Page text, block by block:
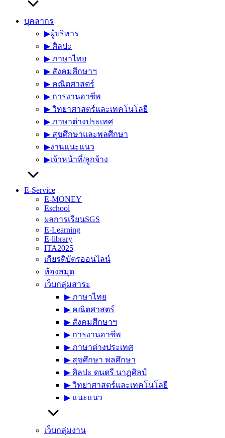
บุคลากร
▶︎ผู้บริหาร
▶︎ ศิลปะ
▶︎ ภาษาไทย
▶︎ สังคมศึกษาฯ
▶︎ คณิตศาสตร์
▶︎ การงานอาชีพ
▶︎ วิทยาศาสตร์และเทคโนโลยี
▶︎ ภาษาต่างประเทศ
▶︎ สุขศึกษาและพลศึกษา
▶︎งานแนะแนว
▶︎เจ้าหน้าที่/ลูกจ้าง
E-Service
E-MONEY
Eschool
ผลการเรียนSGS
E-Learning
E-library
ITA2025
เกียรติบัตรออนไลน์
ห้องสมุด
เว็บกลุ่มสาระ
▶︎ ภาษาไทย
▶︎ คณิตศาสตร์
▶︎ สังคมศึกษาฯ
▶︎ การงานอาชีพ
▶︎ ภาษาต่างประเทศ
▶︎ สุขศึกษา พลศึกษา
▶︎ ศิลปะ ดนตรี นาฏศิลป์
▶︎ วิทยาศาสตร์และเทคโนโลยี
▶︎ แนะแนว
เว็บกลุ่มงาน